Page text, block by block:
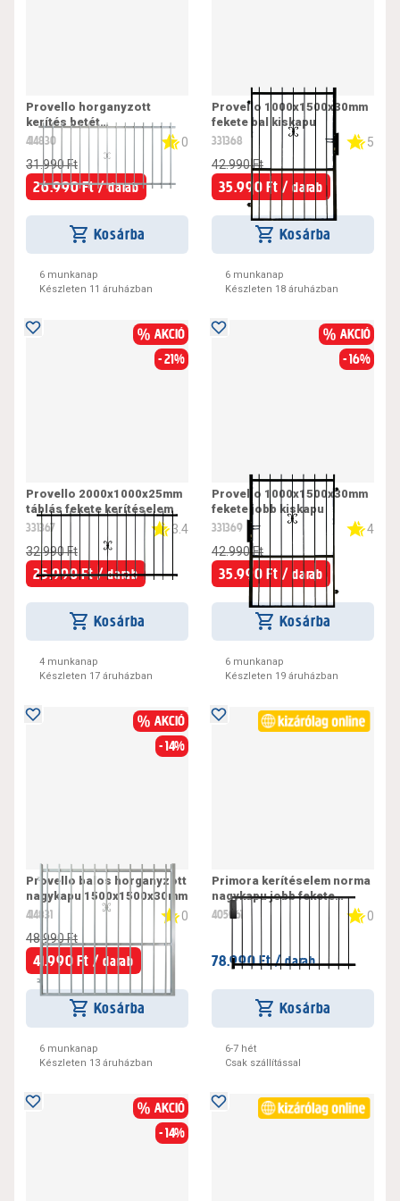
Provello horganyzott
kerítés betét
2000x1000x25mm
414830
0
31.990 Ft
26.990 Ft /darab
Kosárba
6 munkanap
Készleten 11 áruházban
Provello 1000x1500x30mm
fekete bal kiskapu
331368
5
42.990 Ft
35.990 Ft / darab
Kosárba
6 munkanap
Készleten 18 áruházban
AKCIÓ
- 21%
Provello 2000x1000x25mm
táblás fekete kerítéselem
331367
3.4
32.990 Ft
25.990 Ft /darab
Kosárba
4 munkanap
Készleten 17 áruházban
AKCIÓ
- 16%
Provello 1000x1500x30mm
fekete jobb kiskapu
331369
4
42.990 Ft
35.990 Ft / darab
Kosárba
6 munkanap
Készleten 19 áruházban
AKCIÓ
- 14%
Provello balos horganyzott
nagykapu 1500x1500x30mm
414831
0
48.990 Ft
41.990 Ft / darab
Kosárba
6 munkanap
Készleten 13 áruházban
Primora kerítéselem norma
nagykapu jobb fekete
1630x1680x30mm
405961 0
78.990 Ft /darab
Kosárba
6-7 hét
Csak szállítással
AKCIÓ
- 14%